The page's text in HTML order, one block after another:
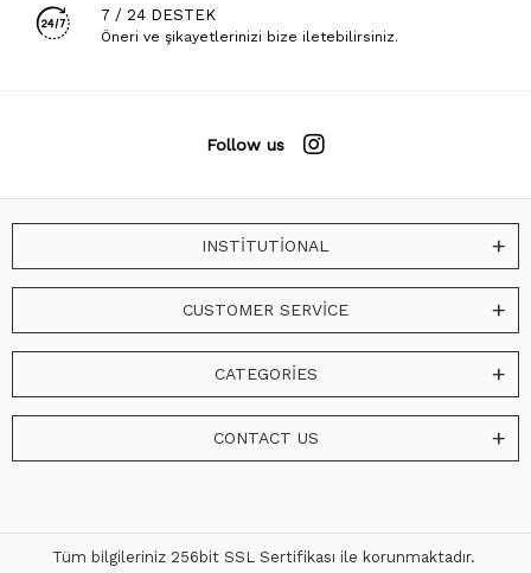
7 / 24 DESTEK
Öneri ve şikayetlerinizi bize iletebilirsiniz.
Follow us
INSTİTUTİONAL
CUSTOMER SERVİCE
CATEGORİES
CONTACT US
Tüm bilgileriniz 256bit SSL Sertifikası ile korunmaktadır.